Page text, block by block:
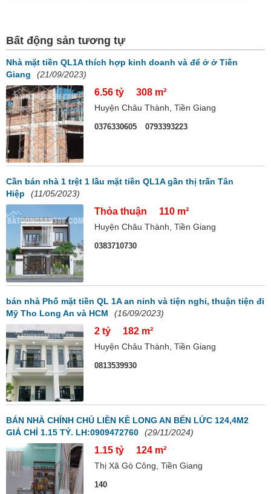
Bất động sản tương tự
Nhà mặt tiền QL1A thích hợp kinh doanh và để ở ở Tiền
Giang
(21/09/2023)
6.56 tỷ 308 m²
Huyện Châu Thành, Tiền Giang
0376330605 0793393223
Cần bán nhà 1 trệt 1 lầu mặt tiền QL1A gần thị trấn Tân
Hiệp
(11/05/2023)
Thỏa thuận 110 m²
Huyện Châu Thành, Tiền Giang
0383710730
bán nhà Phố mặt tiền QL 1A an ninh và tiện nghi, thuận tiện đi
Mỹ Tho Long An và HCM
(16/09/2023)
2 tỷ 182 m²
Huyện Châu Thành, Tiền Giang
0813539930
BÁN NHÀ CHÍNH CHỦ LIỀN KỀ LONG AN BẾN LỨC 124,4M2
GIÁ CHỈ 1.15 TỶ. LH:0909472760
(29/11/2024)
1.15 tỷ 124 m²
Thị Xã Gò Công, Tiền Giang
140